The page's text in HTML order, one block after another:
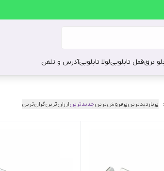
برققفل تابلوییلولا تابلوییآدرس و تلفن
پربازدیدترینپرفروش‌ترینجدیدترینارزان‌ترینگران‌ترین